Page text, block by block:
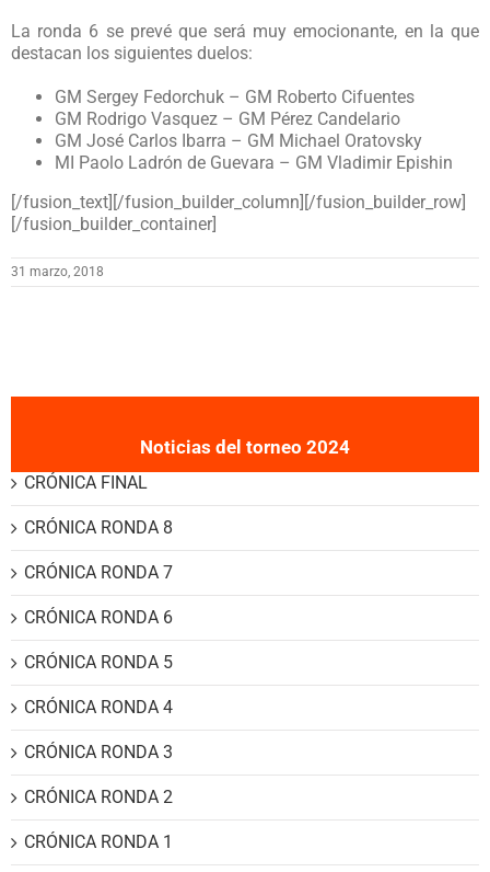
La ronda 6 se prevé que será muy emocionante, en la que
destacan los siguientes duelos:
GM Sergey Fedorchuk – GM Roberto Cifuentes
GM Rodrigo Vasquez – GM Pérez Candelario
GM José Carlos Ibarra – GM Michael Oratovsky
MI Paolo Ladrón de Guevara – GM Vladimir Epishin
[/fusion_text][/fusion_builder_column][/fusion_builder_row]
[/fusion_builder_container]
31 marzo, 2018
Noticias del torneo 2024
CRÓNICA FINAL
CRÓNICA RONDA 8
CRÓNICA RONDA 7
CRÓNICA RONDA 6
CRÓNICA RONDA 5
CRÓNICA RONDA 4
CRÓNICA RONDA 3
CRÓNICA RONDA 2
CRÓNICA RONDA 1